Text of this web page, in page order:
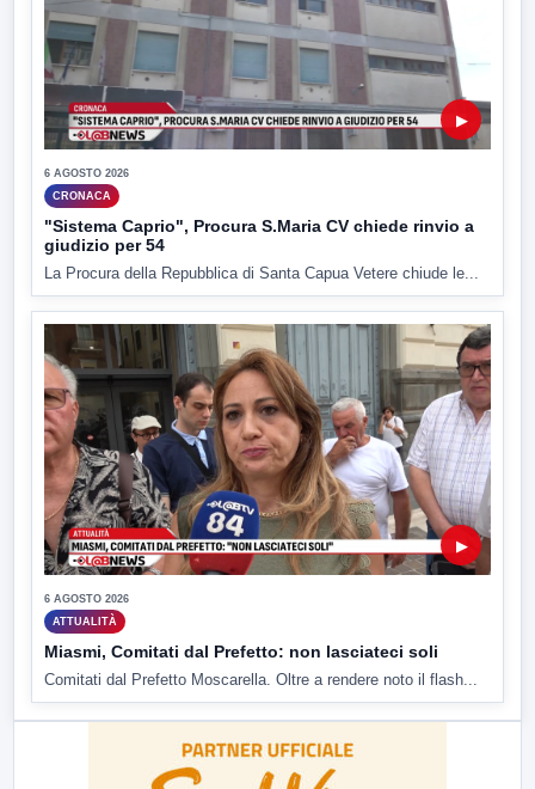
▶
6 AGOSTO 2026
CRONACA
"Sistema Caprio", Procura S.Maria CV chiede rinvio a
giudizio per 54
La Procura della Repubblica di Santa Capua Vetere chiude le...
▶
6 AGOSTO 2026
ATTUALITÀ
Miasmi, Comitati dal Prefetto: non lasciateci soli
Comitati dal Prefetto Moscarella. Oltre a rendere noto il flash...